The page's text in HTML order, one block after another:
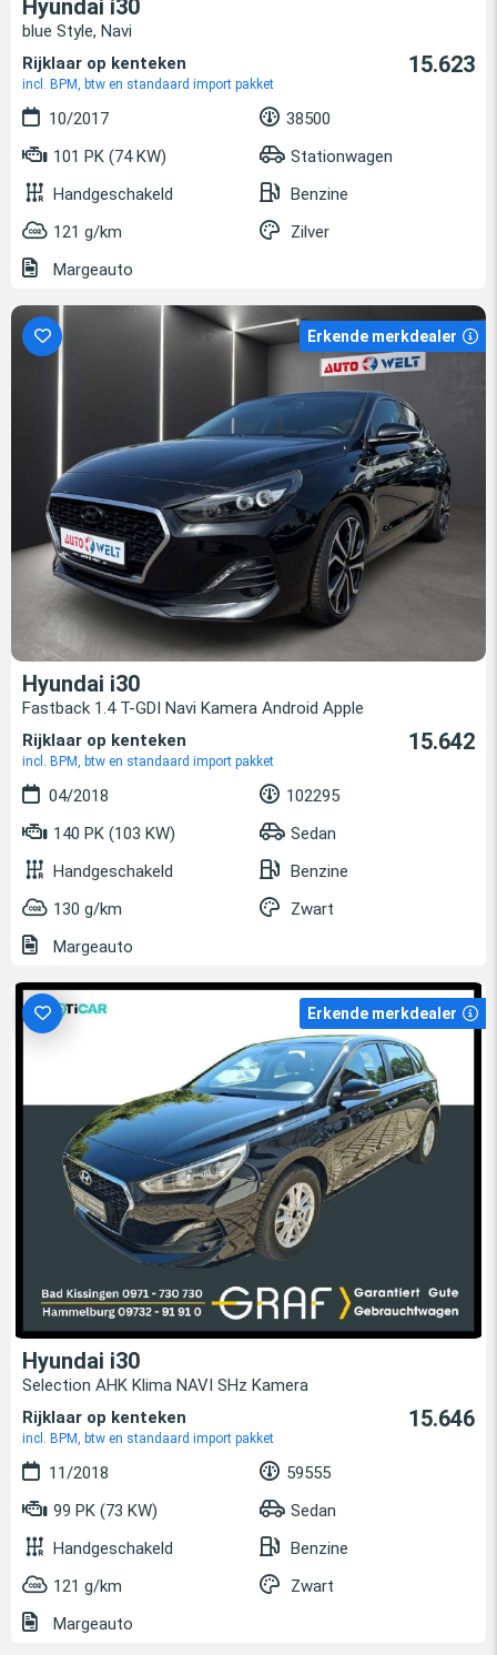
Hyundai i30
blue Style, Navi
Rijklaar op kenteken
incl. BPM, btw en standaard import pakket
15.623
10/2017
38500
101 PK (74 KW)
Stationwagen
Handgeschakeld
Benzine
121 g/km
Zilver
Margeauto
Erkende merkdealer
Hyundai i30
Fastback 1.4 T-GDI Navi Kamera Android Apple
Rijklaar op kenteken
incl. BPM, btw en standaard import pakket
15.642
04/2018
102295
140 PK (103 KW)
Sedan
Handgeschakeld
Benzine
130 g/km
Zwart
Margeauto
Erkende merkdealer
Hyundai i30
Selection AHK Klima NAVI SHz Kamera
Rijklaar op kenteken
incl. BPM, btw en standaard import pakket
15.646
11/2018
59555
99 PK (73 KW)
Sedan
Handgeschakeld
Benzine
121 g/km
Zwart
Margeauto